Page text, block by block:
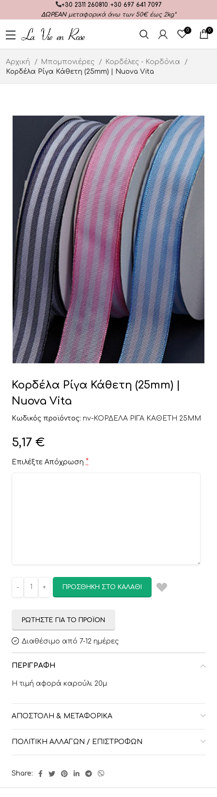
+30 2311 260810 +30 697 641 7097
ΔΩΡΕΑΝμεταφορικά άνω των 50€ έως 2kg*
0 0
Αρχική Μπομπονιέρες
Κορδέλες - Κορδόνια
Κορδέλα Ρίγα Κάθετη (25mm) | Nuova Vita
Κορδέλα Ρίγα Κάθετη (25mm) |
Nuova Vita
Κωδικός προϊόντος: nv-ΚΟΡΔΕΛΑ ΡΙΓΑ ΚΑΘΕΤΗ 25MM
5,17 €
Επιλέξτε Απόχρωση *
ΠΡΟΣΘΉΚΗ ΣΤΟ ΚΑΛΆΘΙ
ΡΩΤΉΣΤΕ ΓΙΑ ΤΟ ΠΡΟΪΌΝ
Διαθέσιμο από 7-12 ημέρες
ΠΕΡΙΓΡΑΦΉ
Η τιμή αφορά καρούλι 20μ
ΑΠΟΣΤΟΛΉ & ΜΕΤΑΦΟΡΙΚΆ
ΠΟΛΙΤΙΚΉ ΑΛΛΑΓΏΝ / ΕΠΙΣΤΡΟΦΏΝ
Share: